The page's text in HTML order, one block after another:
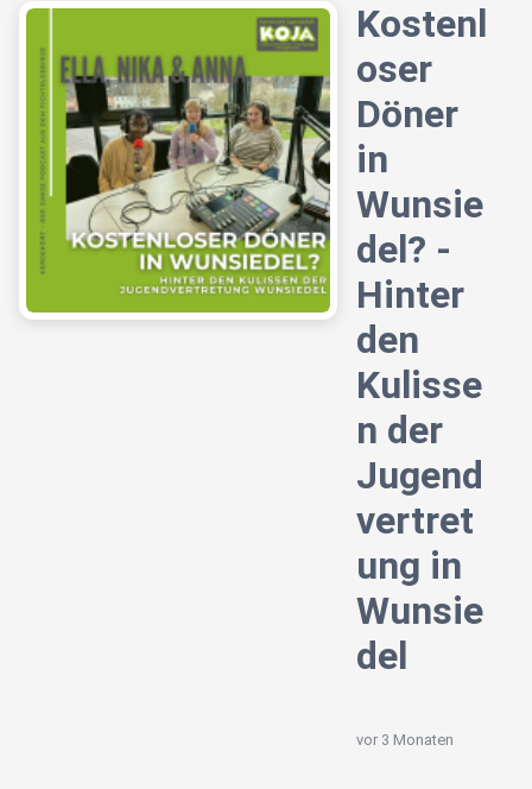
Kostenl
oser
Döner
in
Wunsie
del? -
Hinter
den
Kulisse
n der
Jugend
vertret
ung in
Wunsie
del
vor 3 Monaten